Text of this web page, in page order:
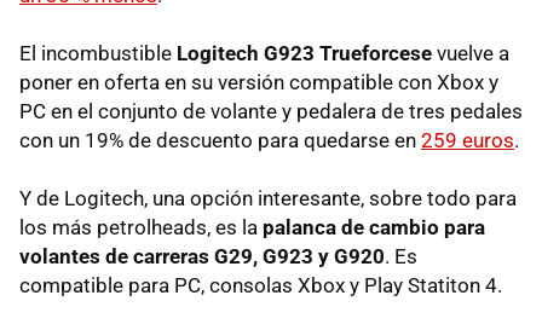
El incombustible Logitech G923 Trueforcese vuelve a
poner en oferta en su versión compatible con Xbox y
PC en el conjunto de volante y pedalera de tres pedales
con un 19% de descuento para quedarse en 259 euros.
Y de Logitech, una opción interesante, sobre todo para
los más petrolheads, es la palanca de cambio para
volantes de carreras G29, G923 y G920. Es
compatible para PC, consolas Xbox y Play Statiton 4.